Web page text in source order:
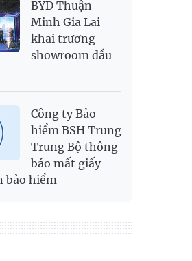
BYD Thuận
Minh Gia Lai
khai trương
showroom đầu
Công ty Bảo
hiểm BSH Trung
Trung Bộ thông
báo mất giấy
bảo hiểm